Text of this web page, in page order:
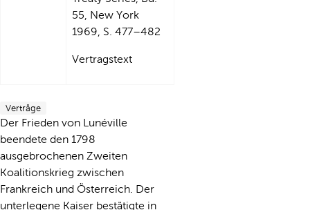
55, New York
1969, S. 477–482
Vertragstext
Verträge
Der Frieden von Lunéville
beendete den 1798
ausgebrochenen Zweiten
Koalitionskrieg zwischen
Frankreich und Österreich. Der
unterlegene Kaiser bestätigte in